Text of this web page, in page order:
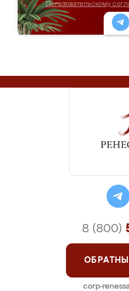
Пользовательскому
8 (800)
corp-